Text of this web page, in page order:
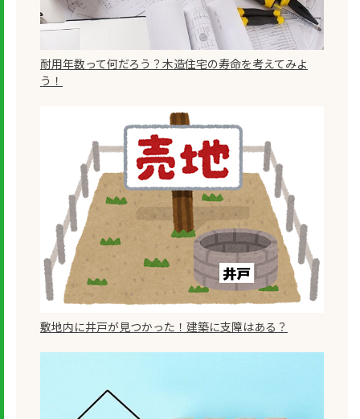
耐用年数って何だろう？木造住宅の寿命を考えてみよ
う！
敷地内に井戸が見つかった！建築に支障はある？